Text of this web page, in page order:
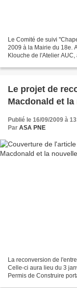
Le Comité de suivi
2009 à la Mairie du 18e.
Klouche de l'Atelier
Le projet de
Macdonald et
Publié le 16/09/2009 à
Par ASA PNE
La reconversion de
Celle-ci aura lieu du 3
Permis de Construire